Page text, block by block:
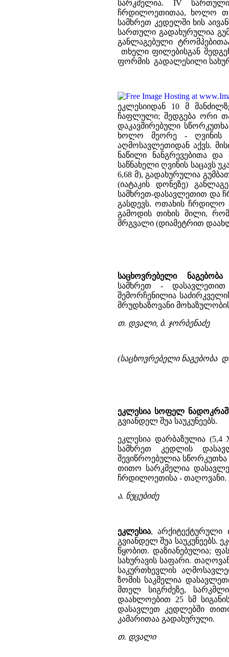
სარკმელია. IV
ჩრდილოეთითაა, ხოლო
სამხრეთ კედელში ხის
სართული გადახურულია
განლაგებული
თხელი ფილებისგან
ფორმის გადალესილი
ეკლესიიდან 10 მ
ჩაფლული; შედგება ორი
დაკავშირებული
ხოლო მეორე - ღვინის
აღმოსავლეთიდან აქვს.
ნაწილი ნანგრევებითა
საწნახელი ღვინის საცავს
6,68 მ), გადახურულია
(იატაკის დონეზე)
სამხრეთ-დასავლეთით და
გასდევს. ოთახის ჩრდილო
გამოდის თიხის მილი,
მრგვალი (დიამეტრით
საცხოვრებელი ნაგებობა
სამხრეთ -
შემორჩენილია
მრუდხაზოვანი
თ. დვალი, ბ. ჯორბენაძე
(საცხოვრებელი ნაგებობა
ეკლესია სოფელ
გვიანდელ შუა საუკუნეებს.
ეკლესია დარბაზულია
სამხრეთ კედლის
შევიწროებულია
თითო სარკმელია
ჩრდილოეთისა - თაღოვანი.
ა. ნუცუბიძე
ეკლესია, არქიტექტურული
გვიანდელ შუა საუკუნეებს.
წყობით. დაზიანებულია;
სახურავის საფარი.
საკურთხევლის
ზომის საკმელია
მთელ სიგრძეზე,
დაახლოებით 25 სმ
დასავლეთ კედლებში
კამარითაა გადახურული.
თ. დვალი